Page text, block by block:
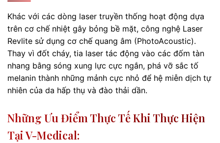
Khác với các dòng laser truyền thống hoạt động dựa
trên cơ chế nhiệt gây bỏng bề mặt, công nghệ Laser
Revlite sử dụng cơ chế quang âm (PhotoAcoustic).
Thay vì đốt cháy, tia laser tác động vào các đốm tàn
nhang bằng sóng xung lực cực ngắn, phá vỡ sắc tố
melanin thành những mảnh cực nhỏ để hệ miễn dịch tự
nhiên của da hấp thụ và đào thải dần.
Những Ưu Điểm Thực Tế Khi Thực Hiện
Tại V-Medical: